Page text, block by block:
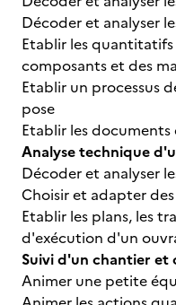
Décoder et analyser
Etablir les
composants et des
Etablir un processus
pose
Etablir les
Analyse technique
Décoder et analyser
Choisir et adapter
Etablir les plans, les
d'exécution d'un
Suivi d'un chantier et
Animer une petite